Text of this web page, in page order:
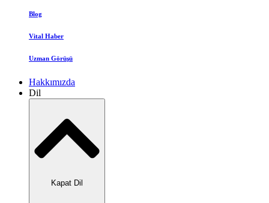
Blog
Vital Haber
Uzman Görüşü
Hakkımızda
Dil
Kapat Dil